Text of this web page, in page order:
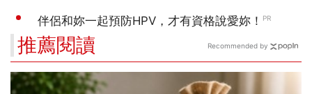
推薦閱讀 Recommended by